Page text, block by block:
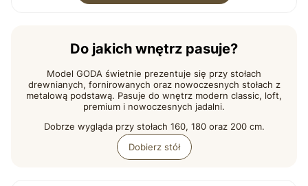
Do jakich wnętrz pasuje?
Model GODA świetnie prezentuje się przy stołach
drewnianych, fornirowanych oraz nowoczesnych stołach z
metalową podstawą. Pasuje do wnętrz modern classic, loft,
premium i nowoczesnych jadalni.
Dobrze wygląda przy stołach 160, 180 oraz 200 cm.
Dobierz stół